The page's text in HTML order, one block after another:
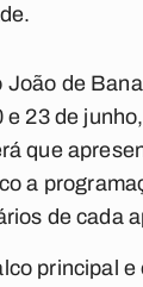
João de
e 23 de
que
a
de cada
principal